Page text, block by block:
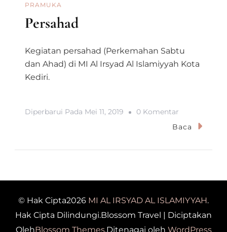
PRAMUKA
Persahad
Kegiatan persahad (Perkemahan Sabtu
dan Ahad) di MI Al Irsyad Al Islamiyyah Kota
Kediri.
Diperbarui Pada Mei 11, 2019 0 Komentar
Persahad
Baca
© Hak Cipta2026 MI AL IRSYAD AL ISLAMIYYAH.
Hak Cipta Dilindungi.Blossom Travel | Diciptakan
OlehBlossom Themes.Ditenagai oleh WordPress